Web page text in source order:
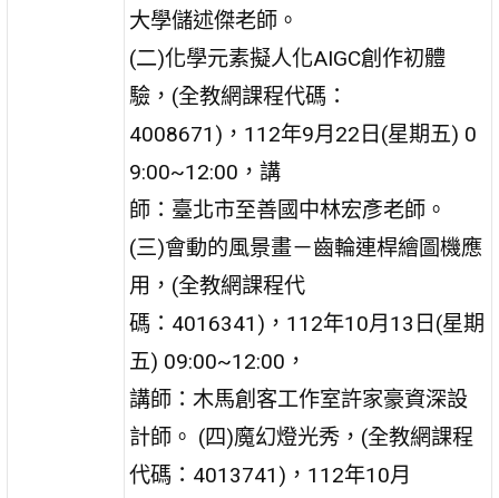
大學儲述傑老師。
(二)化學元素擬人化AIGC創作初體
驗，(全教網課程代碼：
4008671)，112年9月22日(星期五) 0
9:00~12:00，講
師：臺北市至善國中林宏彥老師。
(三)會動的風景畫－齒輪連桿繪圖機應
用，(全教網課程代
碼：4016341)，112年10月13日(星期
五) 09:00~12:00，
講師：木馬創客工作室許家豪資深設
計師。 (四)魔幻燈光秀，(全教網課程
代碼：4013741)，112年10月